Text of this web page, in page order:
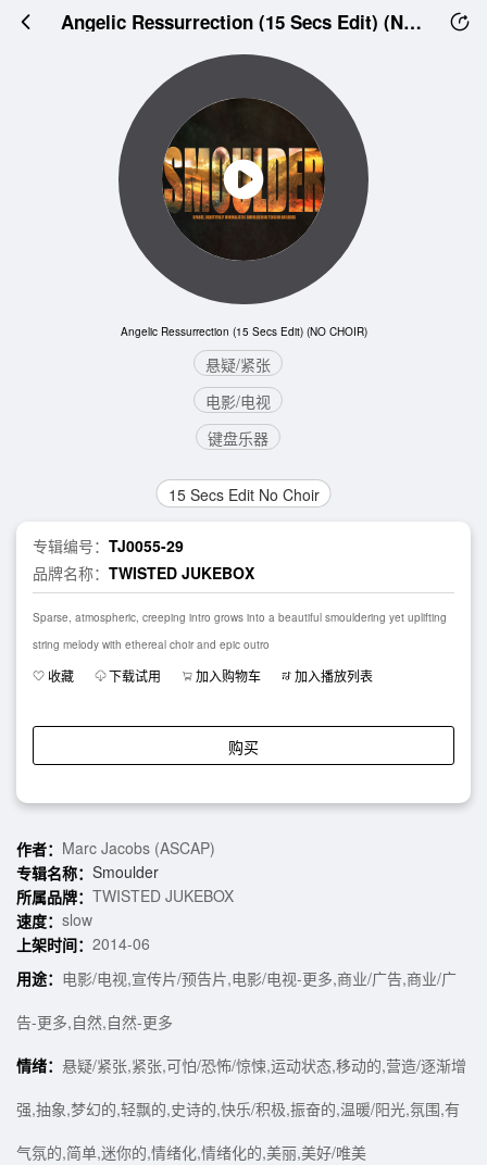
Angelic Ressurrection (15 Secs Edit) (NO CHOIR)
Angelic Ressurrection (15 Secs Edit) (NO CHOIR)
悬疑/紧张
电影/电视
键盘乐器
15 Secs Edit No Choir
专辑编号： TJ0055-29
品牌名称： TWISTED JUKEBOX
Sparse, atmospheric, creeping intro grows into a beautiful smouldering yet uplifting
string melody with ethereal choir and epic outro
收藏 下载试用 加入购物车 加入播放列表
购买
作者： Marc Jacobs (ASCAP)
专辑名称： Smoulder
所属品牌： TWISTED JUKEBOX
速度： slow
上架时间： 2014-06
用途： 电影/电视,宣传片/预告片,电影/电视-更多,商业/广告,商业/广
告-更多,自然,自然-更多
情绪： 悬疑/紧张,紧张,可怕/恐怖/惊悚,运动状态,移动的,营造/逐渐增
强,抽象,梦幻的,轻飘的,史诗的,快乐/积极,振奋的,温暖/阳光,氛围,有
气氛的,简单,迷你的,情绪化,情绪化的,美丽,美好/唯美